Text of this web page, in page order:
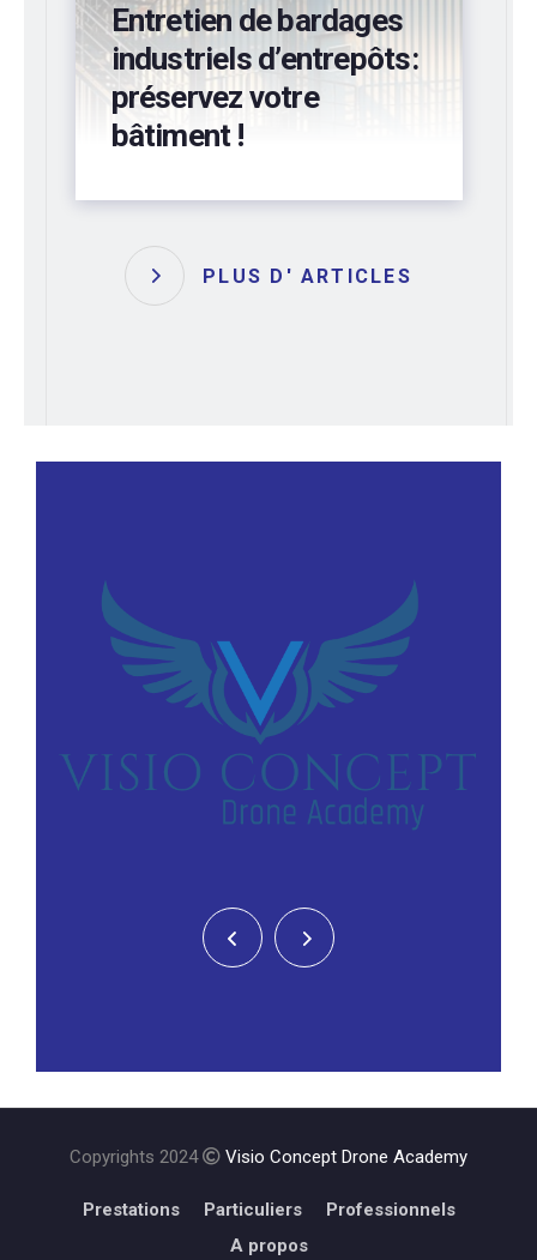
Entretien de bardages
industriels d’entrepôts:
préservez votre
bâtiment !
PLUS D' ARTICLES
Copyrights 2024 Visio Concept Drone Academy
Prestations Particuliers
Professionnels
A propos